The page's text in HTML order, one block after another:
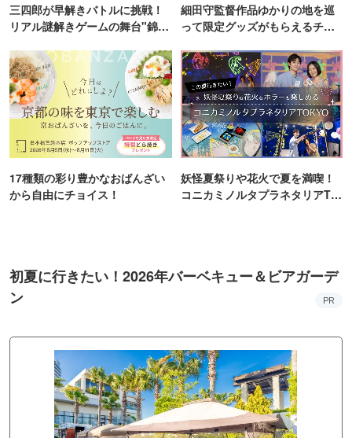
三四郎が早解きバトルに挑戦！
リアル謎解きゲームの舞台"錦糸
細田守監督作品ゆかりの地を巡
って限定グッズがもらえるチャ
17種類の彩り豊かなおばんざい
から自由にチョイス！
妖怪夏祭りや花火で夏を満喫！
コニカミノルタプラネタリアTO
初夏に行きたい！2026年バーベキュー＆ビアガーデ
ン
PR